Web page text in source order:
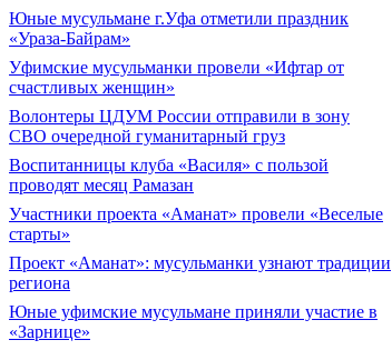
Юные мусульмане г.Уфа отметили праздник
«Ураза-Байрам»
Уфимские мусульманки провели «Ифтар от
счастливых женщин»
Волонтеры ЦДУМ России отправили в зону
СВО очередной гуманитарный груз
Воспитанницы клуба «Василя» с пользой
проводят месяц Рамазан
Участники проекта «Аманат» провели «Веселые
старты»
Проект «Аманат»: мусульманки узнают традиции
региона
Юные уфимские мусульмане приняли участие в
«Зарнице»